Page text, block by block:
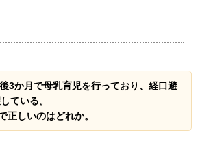
3か月で母乳育児を行っており、経口避
ている。
正しいのはどれか。